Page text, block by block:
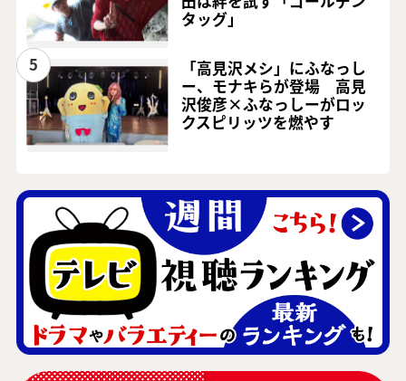
タッグ」
5
「高見沢メシ」にふなっし
ー、モナキらが登場 高見
沢俊彦×ふなっしーがロッ
クスピリッツを燃やす